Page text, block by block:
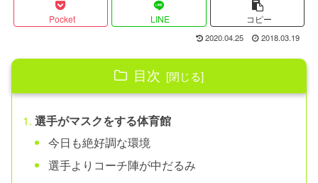
Pocket LINE コピー
2020.04.25 2018.03.19
目次
選手がマスクをする体育館
今日も絶好調な環境
選手よりコーチ陣が中だるみ